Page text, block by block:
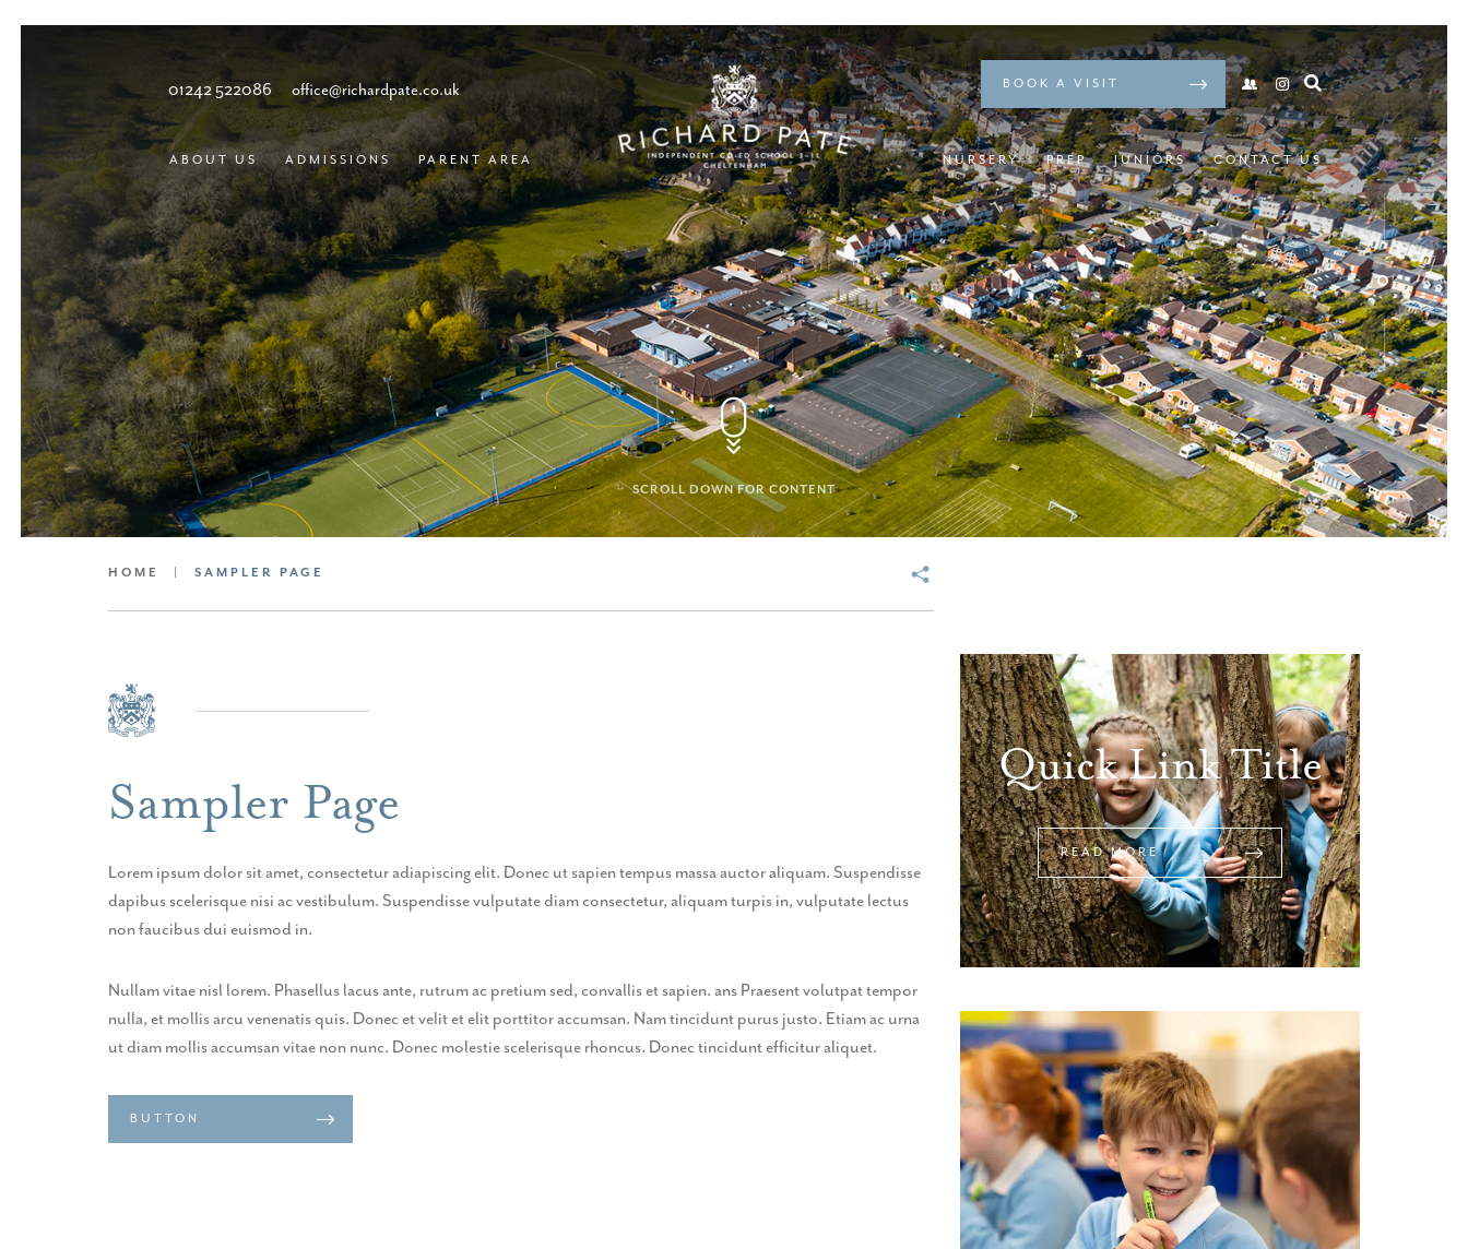
01242 522086 office@richardpate.co.uk
ABOUT US ADMISSIONS PARENT AREA
BOOK A VISIT
NURSERY PREP JUNIORS CONTACT US
SCROLL DOWN FOR CONTENT
HOME SAMPLER PAGE
Sampler Page
Lorem ipsum dolor sit amet, consectetur adiapiscing elit. Donec ut sapien tempus massa auctor aliquam. Suspendisse
dapibus scelerisque nisi ac vestibulum. Suspendisse vulputate diam consectetur, aliquam turpis in, vulputate lectus
non faucibus dui euismod in.
Nullam vitae nisl lorem. Phasellus lacus ante, rutrum ac pretium sed, convallis et sapien. ans Praesent volutpat tempor
nulla, et mollis arcu venenatis quis. Donec et velit et elit porttitor accumsan. Nam tincidunt purus justo. Etiam ac urna
ut diam mollis accumsan vitae non nunc. Donec molestie scelerisque rhoncus. Donec tincidunt efficitur aliquet.
BUTTON
Quick Link Title
READ MORE